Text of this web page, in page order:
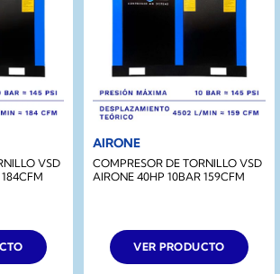
VSD
AIRONE
COMPRESOR DE TORNILLO VSD
AIRONE 40HP 10BAR 159CFM
VER PRODUCTO